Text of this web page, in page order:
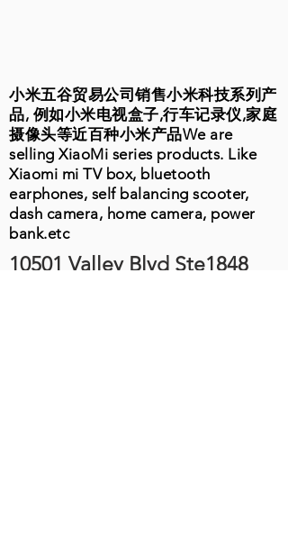
小米五谷贸易公司销售小米科技系列产
品, 例如小米电视盒子,行车记录仪,家庭
摄像头等近百种小米产品We are
selling XiaoMi series products. Like
Xiaomi mi TV box, bluetooth
earphones, self balancing scooter,
dash camera, home camera, power
bank.etc
10501 Valley Blvd Ste1848